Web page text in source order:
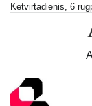
SkipKetvirtadienis, 6